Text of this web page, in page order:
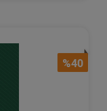
%40